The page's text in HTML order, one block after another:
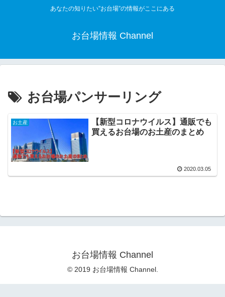
あなたの知りたい”お台場”の情報がここにある
お台場情報 Channel
お台場パンサーリング
お土産
【新型コロナウイルス】通販でも
買えるお台場のお土産のまとめ
2020.03.05
お台場情報 Channel
© 2019 お台場情報 Channel.